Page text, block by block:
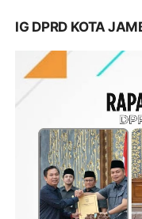
IG DPRD KOTA